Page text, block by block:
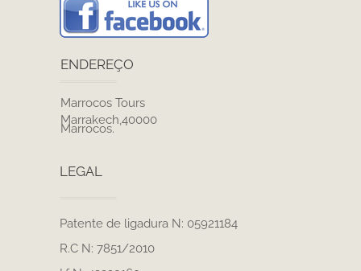
Marrocos Tours
Marrakech,40000
Marrocos.
ENDEREÇO
Patente de ligadura N: 05921184
R.C N: 7851/2010
LEGAL